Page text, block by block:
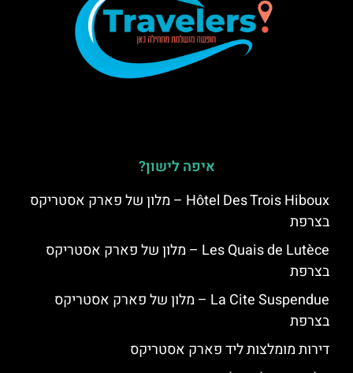
איפה לישון?
Hôtel Des Trois Hiboux – מלון של פארק אסטריקס
בצרפת
Les Quais de Lutèce – מלון של פארק אסטריקס
בצרפת
La Cite Suspendue – מלון של פארק אסטריקס
בצרפת
דירות מומלצות ליד פארק אסטריקס